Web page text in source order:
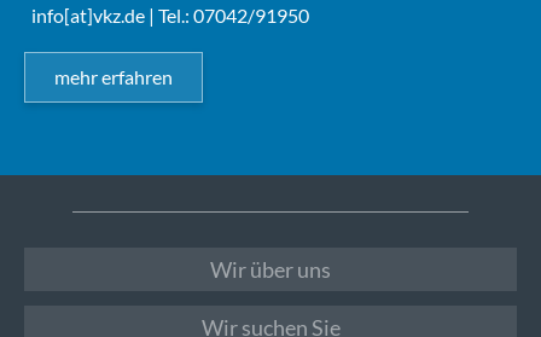
info[at]vkz.de | Tel.: 07042/91950
mehr erfahren
Wir über uns
Wir suchen Sie